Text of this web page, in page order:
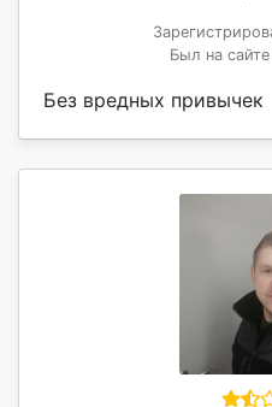
Был на
Без вредных привычек